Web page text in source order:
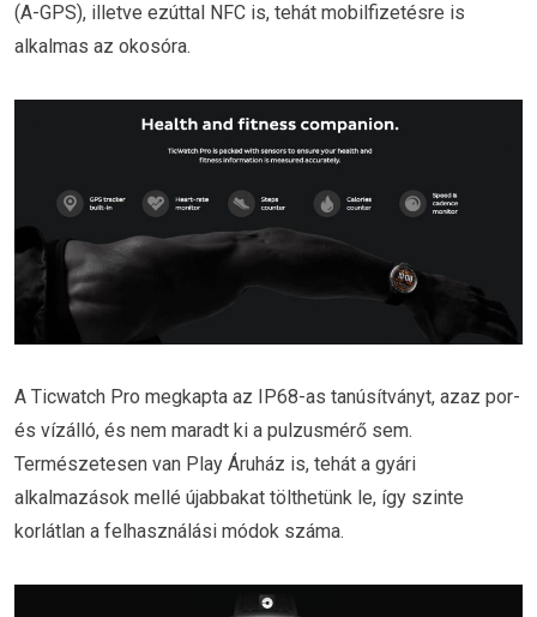
(A-GPS), illetve ezúttal NFC is, tehát mobilfizetésre is
alkalmas az okosóra.
A Ticwatch Pro megkapta az IP68-as tanúsítványt, azaz por-
és vízálló, és nem maradt ki a pulzusmérő sem.
Természetesen van Play Áruház is, tehát a gyári
alkalmazások mellé újabbakat tölthetünk le, így szinte
korlátlan a felhasználási módok száma.